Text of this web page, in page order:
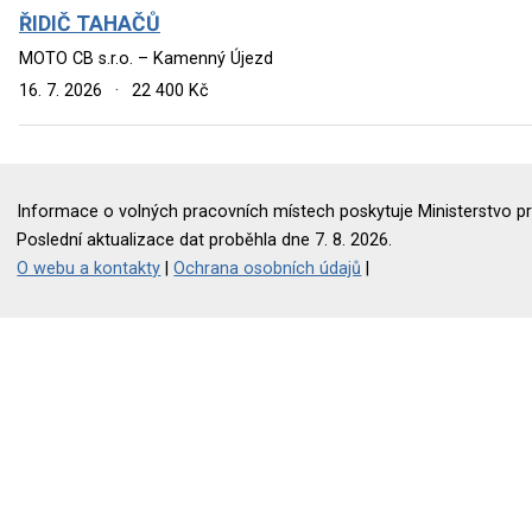
ŘIDIČ TAHAČŮ
MOTO CB s.r.o. – Kamenný Újezd
16. 7. 2026
· 22 400 Kč
Informace o volných pracovních místech poskytuje Ministerstvo
Poslední aktualizace dat proběhla dne 7. 8. 2026.
O webu a kontakty |Ochrana osobních údajů